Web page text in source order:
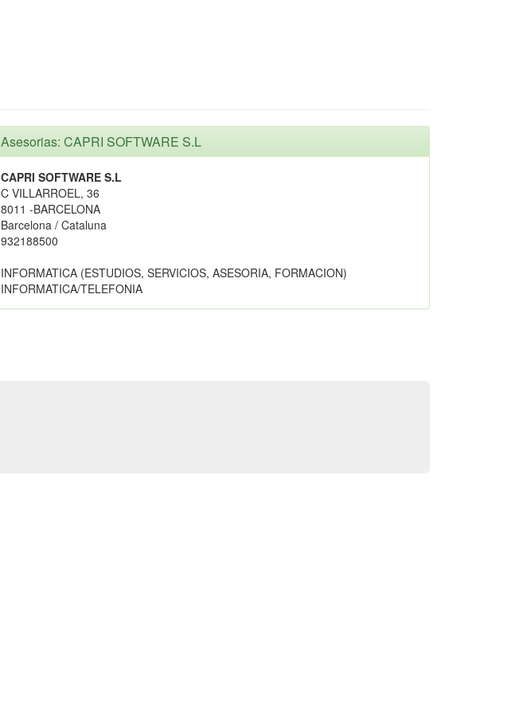
Asesorias: CAPRI SOFTWARE S.L
CAPRI SOFTWARE S.L
C VILLARROEL, 36
8011 -BARCELONA
Barcelona / Cataluna
932188500
INFORMATICA (ESTUDIOS, SERVICIOS, ASESORIA, FORMACION)
INFORMATICA/TELEFONIA